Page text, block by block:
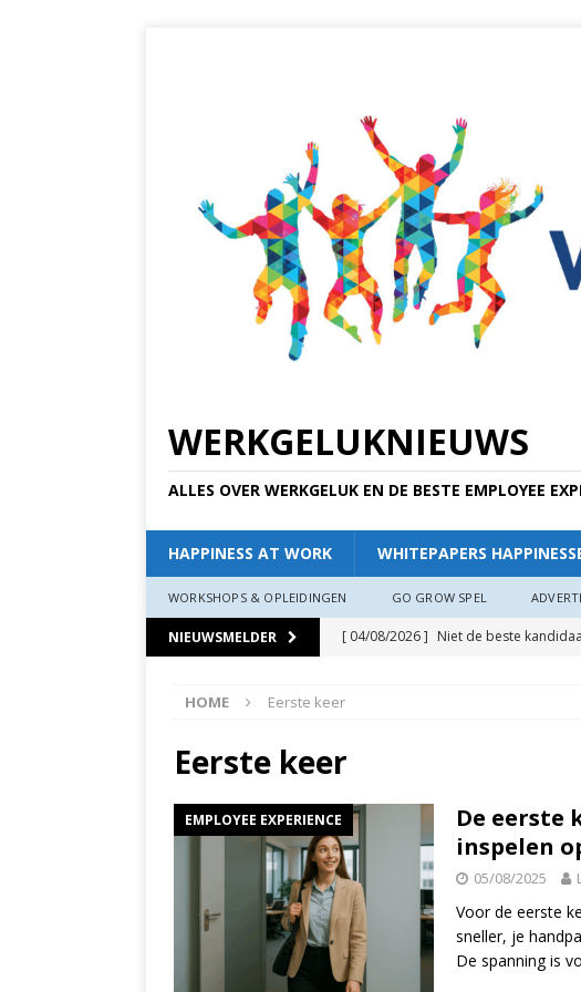
WERKGELUKNIEUWS
ALLES OVER WERKGELUK EN DE BESTE EMPLOYEE
HAPPINESS AT WORK WHITEPAPERS
WORKSHOPS & OPLEIDINGEN GO GROW SPEL
NIEUWSMELDER [ 04/08/2026 ] Niet de beste
[ 19/06/2026 ]
Zo creëer je meer
zit, ben je veerkrach­tiger”
[ 19/06/2026 ]
HAPPINESS AT WORK
[ 13/03/2026 ]
Verdiepingsdag
HOME Eerste keer
Eerste keer
EMPLOYEE EXPERIENCE
De eerste
inspelen
05/08/2025
Voor de eerste
sneller, je
De spanning is